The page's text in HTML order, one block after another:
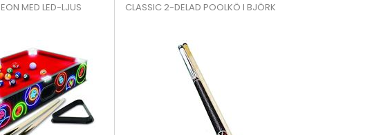
MED LED-LJUS CLASSIC 2-DELAD POOLKÖ I BJÖRK